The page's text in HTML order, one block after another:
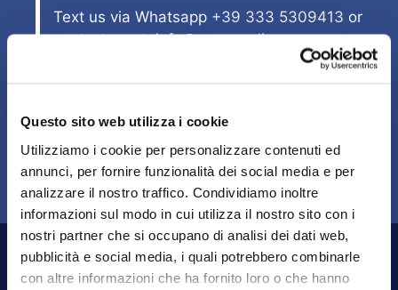
Questo sito web utilizza i cookie
Utilizziamo i cookie per personalizzare contenuti ed
annunci, per fornire funzionalità dei social media e per
analizzare il nostro traffico. Condividiamo inoltre
informazioni sul modo in cui utilizza il nostro sito con i
nostri partner che si occupano di analisi dei dati web,
pubblicità e social media, i quali potrebbero combinarle
con altre informazioni che ha fornito loro o che hanno
Text us via Whatsapp +39 333 5309413 or
contact us atinfo@ecogeonline.com
CONTACT US